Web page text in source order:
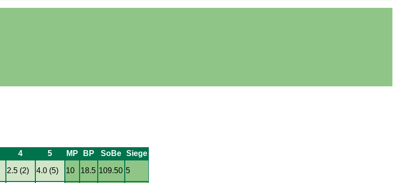
4 5 MP BP SoBe Siege
2.5 (2) 4.0 (5) 10 18.5 109.50 5